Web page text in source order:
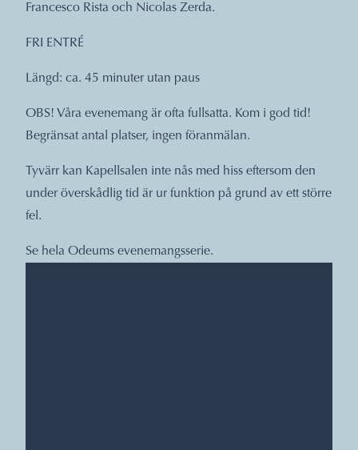
Francesco Rista och Nicolas Zerda.
FRI ENTRÉ
Längd: ca. 45 minuter utan paus
OBS! Våra evenemang är ofta fullsatta. Kom i god tid!
Begränsat antal platser, ingen föranmälan.
Tyvärr kan Kapellsalen inte nås med hiss eftersom den
under överskådlig tid är ur funktion på grund av ett större
fel.
Se hela Odeums evenemangsserie.